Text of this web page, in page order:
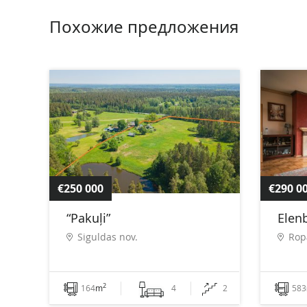
Похожие предложения
€250 000
“Pakuļi”
Siguldas nov.
164m2 4 2
€290
583